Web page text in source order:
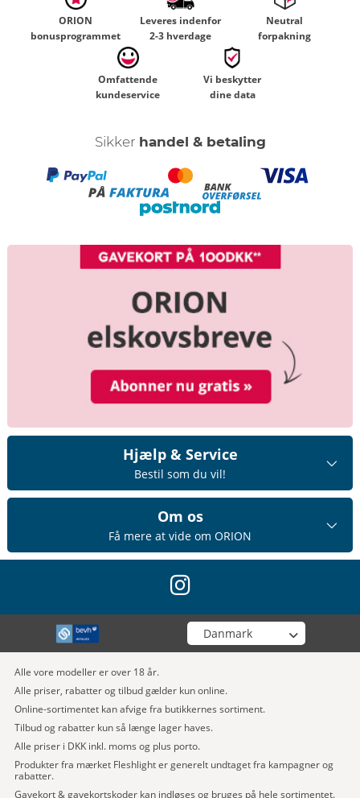
ORION
bonusprogrammet
Leveres indenfor
2-3 hverdage
Neutral
forpakning
Omfattende
kundeservice
Vi beskytter
dine data
Sikker handel & betaling
Hjælp & Service
Bestil som du vil!
Om os
Få mere at vide om ORION
instagram
Vælg din butik
Alle vore modeller er over 18 år.
Alle priser, rabatter og tilbud gælder kun online.
Online-sortimentet kan afvige fra butikkernes sortiment.
Tilbud og rabatter kun så længe lager haves.
Alle priser i DKK inkl. moms og plus porto.
Produkter fra mærket Fleshlight er generelt undtaget fra kampagner og
rabatter.
Gavekort & gavekortskoder kan indløses og bruges på hele sortimentet.